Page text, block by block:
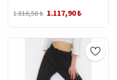
1.816,58 ₺ 1.117,90 ₺